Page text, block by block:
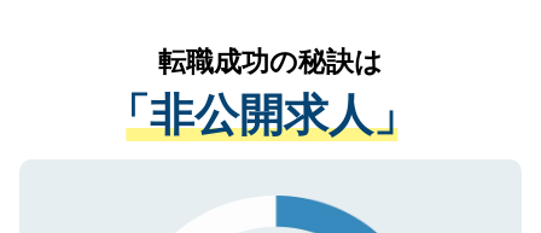
は、個人情報の取り扱いについての厳密な
管理基準を満たした事業者のみに付与され
る、プライバシーマークを取得済みです。
で、機密保持に関してもご安心ください。
かがいして、現在の医療機関の状況や紹介
経験をまじえながら、適切なアドバイスを
させていただきます。すぐにご転職をされ
ない方には、長期的なサポートが可能です
ので、まずはご登録ください。
転職成功の秘訣は
「非公開求人」